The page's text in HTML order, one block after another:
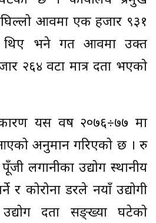
आवमा एक हजार ९३१
थिए भने गत आवमा उक्त
२६४ वटा मात्र दर्ता भएको
यस वर्ष २०७६÷७७ मा
आएको अनुमान गरिएको छ । रु
लगानीका उद्योग स्थानीय
र कोरोना डरले नयाँ उद्योगी
दर्ता सङ्ख्या घटेको